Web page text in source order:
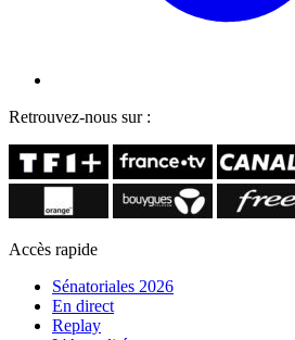
Retrouvez-nous sur :
Accès rapide
Sénatoriales 2026
En direct
Replay